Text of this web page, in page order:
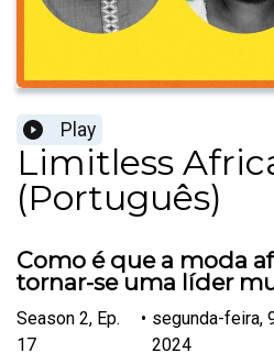
Play
Limitless
(Português)
Como é que a moda
tornar-se uma líder
Season 2, Ep.
17
• segunda-feira,
2024